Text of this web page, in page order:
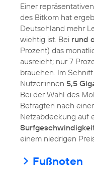
Einer
des Bitkom hat
Deutschland mehr
wichtig ist. Bei rund
Prozent) das
ausreicht; nur 7
brauchen. Im
Nutzer:innen 5,5
Bei der Wahl des
Befragten nach
Netzabdeckung auf
einem niedrigen
Fußnoten